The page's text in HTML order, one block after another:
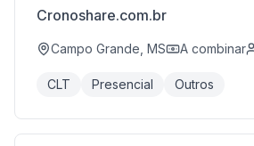
Cronoshare.com.br
Campo Grande, MS A combinar
CLT Presencial Outros